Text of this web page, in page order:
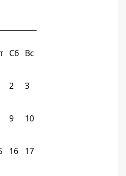
Сб Вс
2 3
9 10
16 17